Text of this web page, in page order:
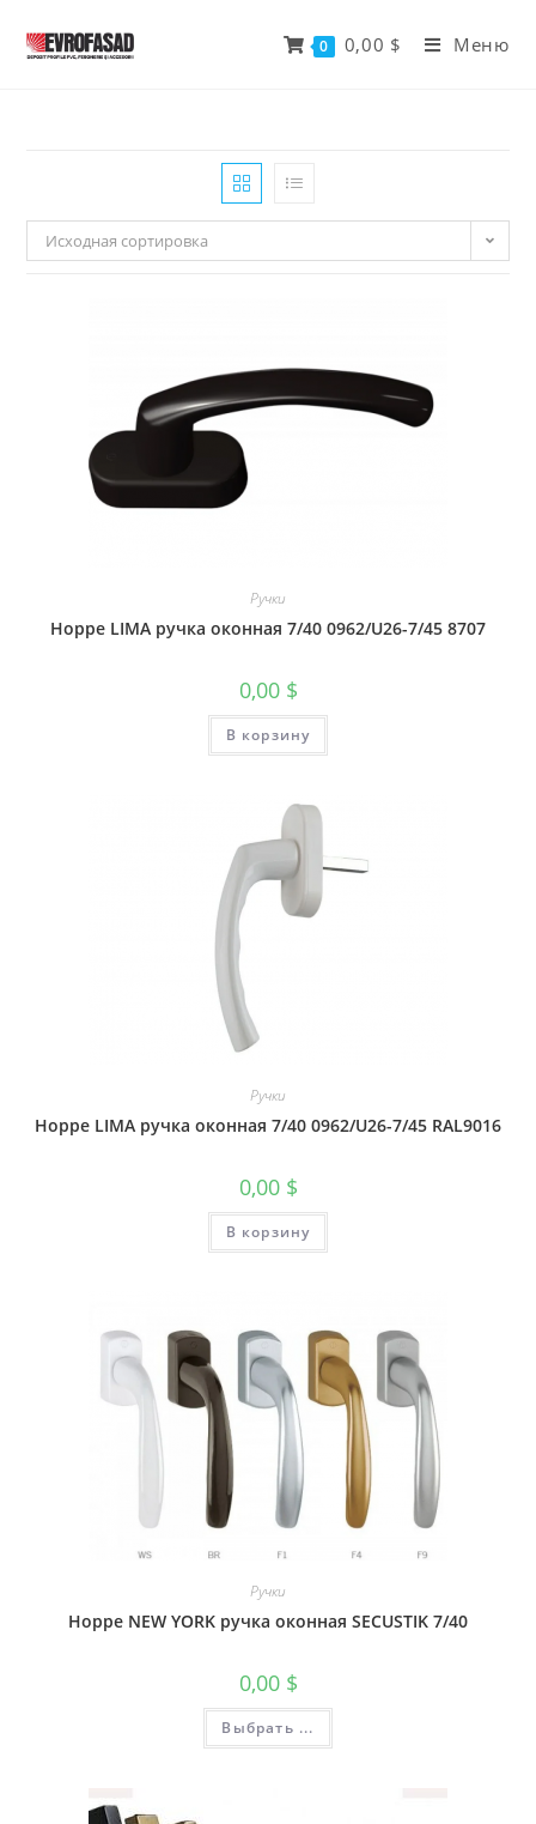
0 0,00 $ Меню
Исходная сортировка
Ручки
Hoppe LIMA ручка оконная 7/40 0962/U26-7/45 8707
0,00 $
В корзину
Ручки
Hoppe LIMA ручка оконная 7/40 0962/U26-7/45 RAL9016
0,00 $
В корзину
Ручки
Hoppe NEW YORK ручка оконная SECUSTIK 7/40
0,00 $
Выбрать ...